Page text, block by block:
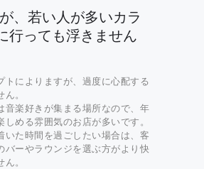
、若い人が多いカラ
行っても浮きません
トによりますが、過度に心配する
。
音楽好きが集まる場所なので、年
しめる雰囲気のお店が多いです。
いた時間を過ごしたい場合は、客
バーやラウンジを選ぶ方がより快
。